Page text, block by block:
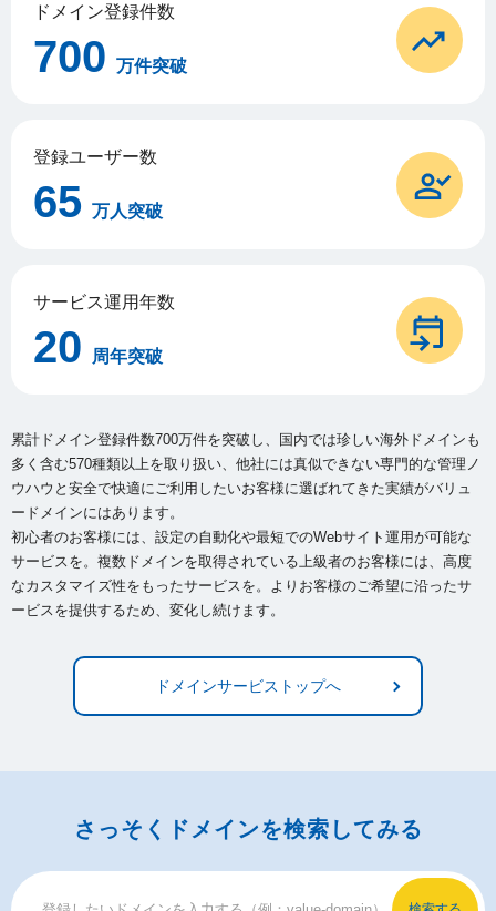
ドメイン登録件数
700 万件突破
登録ユーザー数
65 万人突破
サービス運用年数
20 周年突破
累計ドメイン登録件数700万件を突破し、国内では珍しい海外ドメインも
多く含む570種類以上を取り扱い、 他社には真似できない専門的な管理ノ
ウハウと安全で快適にご利用したいお客様に選ばれてきた実績がバリュ
ードメインにはあります。
初心者のお客様には、設定の自動化や最短でのWebサイト運用が可能な
サービスを。複数ドメインを取得されている上級者のお客様には、 高度
なカスタマイズ性をもったサービスを。よりお客様のご希望に沿ったサ
ービスを提供するため、変化し続けます。
ドメインサービストップへ
さっそくドメインを検索してみる